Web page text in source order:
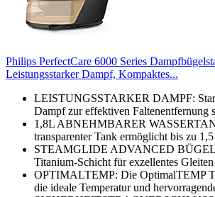
Philips PerfectCare 6000 Series
Leistungsstarker Dampf, Kompaktes...
LEISTUNGSSTARKER DAMPF:
Dampf zur effektiven Faltenentfernung
1,8L ABNEHMBARER
transparenter Tank ermöglicht bis zu
STEAMGLIDE ADVANCED
Titanium-Schicht für exzellentes
OPTIMALTEMP: Die OptimalTEMP
die ideale Temperatur und